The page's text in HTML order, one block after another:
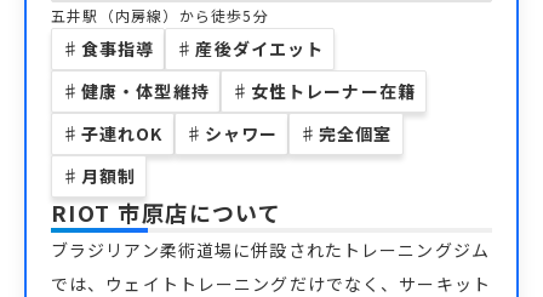
五井駅（内房線）から徒歩5分
♯ 食事指導 ♯ 産後ダイエット
♯ 健康・体型維持 ♯ 女性トレーナー在籍
♯ 子連れOK ♯ シャワー ♯ 完全個室
♯ 月額制
RIOT 市原店について
ブラジリアン柔術道場に併設されたトレーニングジム
では、ウェイトトレーニングだけでなく、サーキット